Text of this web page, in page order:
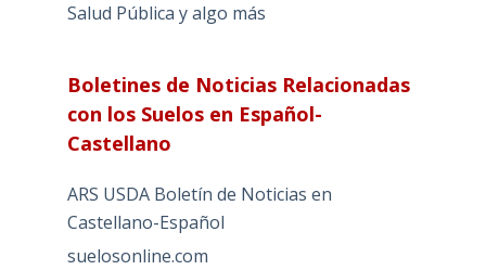
Salud Pública y algo más
Boletines de Noticias Relacionadas
con los Suelos en Español-
Castellano
ARS USDA Boletín de Noticias en
Castellano-Español
suelosonline.com